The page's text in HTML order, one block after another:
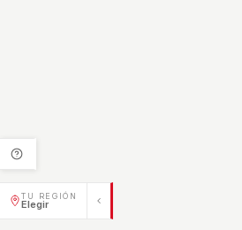
TU REGIÓN
Elegir